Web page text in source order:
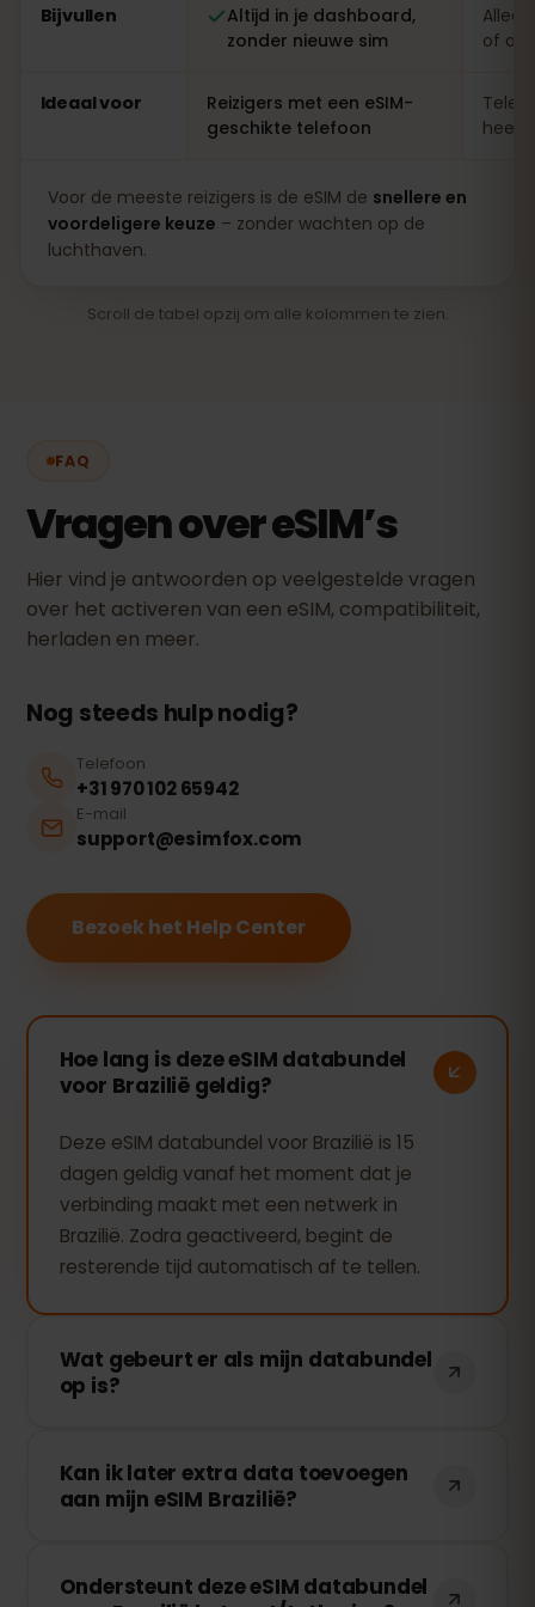
Bijvullen
Altijd in je dashboard,
zonder nieuwe sim
of
Ideaal voor
Reizigers met een eSIM-
geschikte telefoon
heel
Voor de meeste reizigers is de eSIM de snellere en
voordeligere keuze – zonder wachten op de
luchthaven.
Scroll de tabel opzij om alle kolommen te zien.
FAQ
Vragen over eSIM’s
Hier vind je antwoorden op veelgestelde vragen
over het activeren van een eSIM, compatibiliteit,
herladen en meer.
Nog steeds hulp nodig?
Telefoon
+31 970 102 65942
E-mail
support@esimfox.com
Bezoek het Help Center
Hoe lang is deze eSIM databundel
voor Brazilië geldig?
Deze eSIM databundel voor Brazilië is 15
dagen geldig vanaf het moment dat je
verbinding maakt met een netwerk in
Brazilië. Zodra geactiveerd, begint de
resterende tijd automatisch af te tellen.
Wat gebeurt er als mijn databundel
op is?
verbinding. Je kunt eenvoudig extra data
toevoegen via je eSIMFOX-dashboard en
Kan ik later extra data toevoegen
aan mijn eSIM Brazilië?
kopen zonder je eSIM opnieuw te hoeven
Ondersteunt deze eSIM databundel